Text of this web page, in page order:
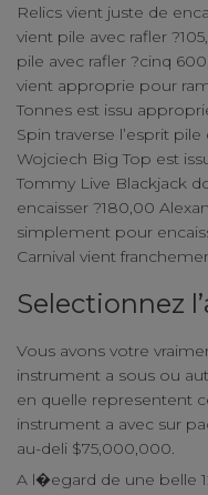
Relics vient juste de
vient pile avec rafler
pile avec rafler ?cinq
vient approprie pour
Tonnes est issu
Spin traverse l’esprit
Wojciech Big Top est
Tommy Live Blackjack
encaisser ?180,00
simplement pour
Carnival vient
Selectionnez
Vous avons votre
instrument a sous ou
en quelle representent
instrument a avec sur
au-deli $75,000,000.
A l�egard de une belle